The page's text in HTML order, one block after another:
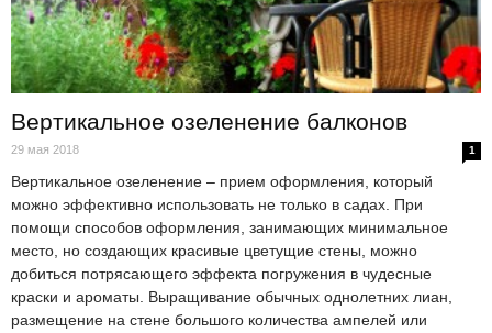
Вертикальное озеленение балконов
29 мая 2018 1
Вертикальное озеленение – прием оформления, который
можно эффективно использовать не только в садах. При
помощи способов оформления, занимающих минимальное
место, но создающих красивые цветущие стены, можно
добиться потрясающего эффекта погружения в чудесные
краски и ароматы. Выращивание обычных однолетних лиан,
размещение на стене большого количества ампелей или